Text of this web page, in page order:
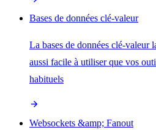
Bases de données clé-valeur
La bases de données clé-valeur
aussi facile à utiliser que vos
habituels
Websockets &amp; Fanout